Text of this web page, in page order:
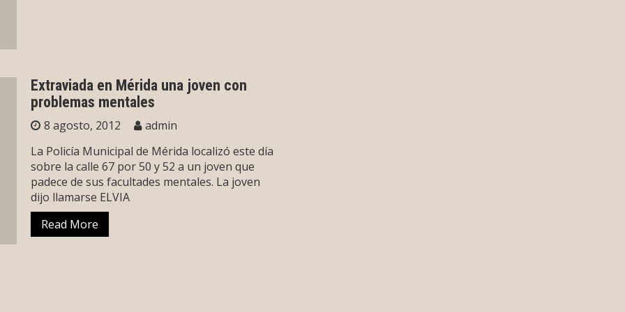
Extraviada en Mérida una joven con
problemas mentales
8 agosto, 2012
admin
La Policía Municipal de Mérida localizó este día
sobre la calle 67 por 50 y 52 a un joven que
padece de sus facultades mentales. La joven
dijo llamarse ELVIA
Read More